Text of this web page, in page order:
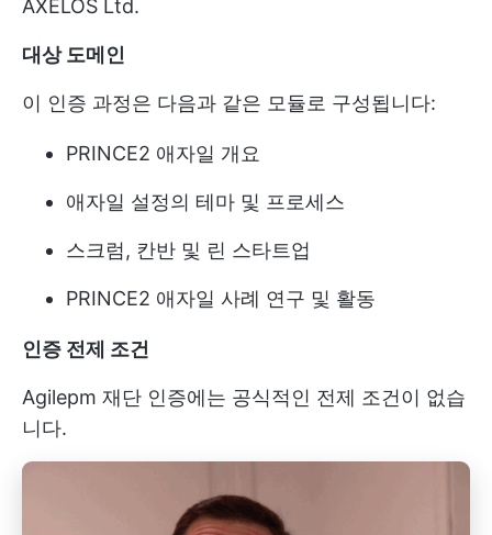
AXELOS Ltd.
대상 도메인
이 인증 과정은 다음과 같은 모듈로 구성됩니다:
PRINCE2 애자일 개요
애자일 설정의 테마 및 프로세스
스크럼, 칸반 및 린 스타트업
PRINCE2 애자일 사례 연구 및 활동
인증 전제 조건
Agilepm 재단 인증에는 공식적인 전제 조건이 없습
니다.